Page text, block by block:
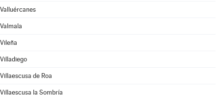
Valluércanes
Valmala
Vileña
Villadiego
Villaescusa de Roa
Villaescusa la Sombría